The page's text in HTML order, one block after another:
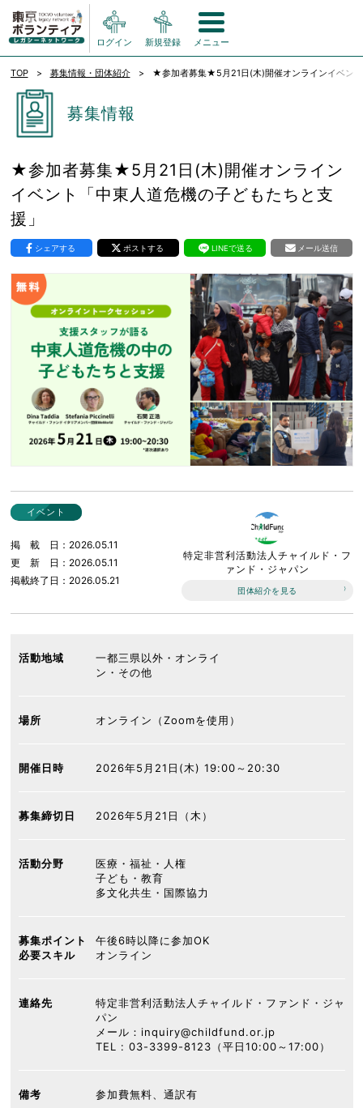
ログイン 新規登録 メニュー
TOP 募集情報・団体紹介 ★参加者募集★5月21日(木)開催オンラインイベン
募集情報
★参加者募集★5月21日(木)開催オンライン
イベント「中東人道危機の子どもたちと支
援」
シェアする ポストする LINEで送る メール送信
イベント
掲載日
2026.05.11
更新日
2026.05.11
掲載終了日
2026.05.21
特定非営利活動法人チャイルド・フ
ァンド・ジャパン
団体紹介を見る
活動地域
一都三県以外・オンライ
ン・その他
場所 オンライン（Zoomを使用）
開催日時 2026年5月21日(木) 19:00～20:30
募集締切日 2026年5月21日（木）
活動分野
医療・福祉・人権
子ども・教育
多文化共生・国際協力
募集ポイント
必要スキル
午後6時以降に参加OK
オンライン
連絡先
特定非営利活動法人チャイルド・ファンド・ジャ
パン
メール：inquiry@childfund.or.jp
TEL : 03-3399-8123（平日10:00～17:00）
備考 参加費無料、通訳有